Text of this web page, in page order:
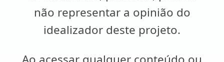
não representar a opinião do
idealizador deste projeto.